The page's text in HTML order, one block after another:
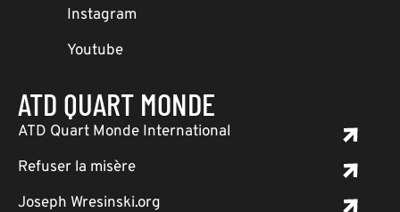
Instagram
Youtube
ATD QUART MONDE
ATD Quart Monde International
Refuser la misère
Joseph Wresinski.org